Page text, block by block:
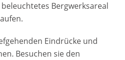
Bergwerksareal
Eindrücke und
Besuchen sie den